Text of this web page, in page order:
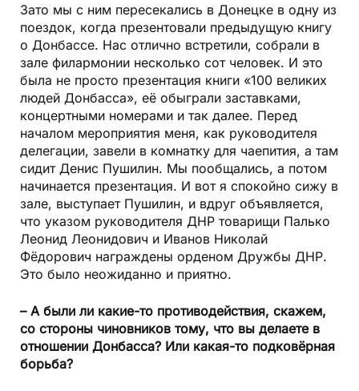
Зато мы с ним пересекались в Донецке в одну из
поездок, когда презентовали предыдущую книгу
о Донбассе. Нас отлично встретили, собрали в
зале филармонии несколько сот человек. И это
была не просто презентация книги «100 великих
людей Донбасса», её обыграли заставками,
концертными номерами и так далее. Перед
началом мероприятия меня, как руководителя
делегации, завели в комнатку для чаепития, а там
сидит Денис Пушилин. Мы пообщались, а потом
начинается презентация. И вот я спокойно сижу в
зале, выступает Пушилин, и вдруг объявляется,
что указом руководителя ДНР товарищи Палько
Леонид Леонидович и Иванов Николай
Фёдорович награждены орденом Дружбы ДНР.
Это было неожиданно и приятно.
– А были ли какие-то противодействия, скажем,
со стороны чиновников тому, что вы делаете в
отношении Донбасса? Или какая-то подковёрная
борьба?